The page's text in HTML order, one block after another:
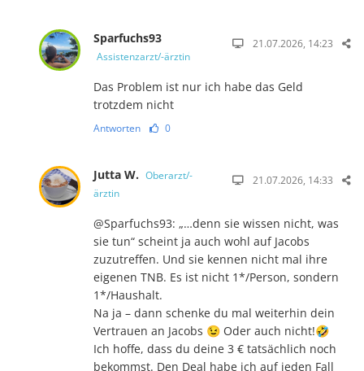
Sparfuchs93
Assistenzarzt/-ärztin
21.07.2026, 14:23
Das Problem ist nur ich habe das Geld
trotzdem nicht
Antworten 0
Jutta W. Oberarzt/-
ärztin
21.07.2026, 14:33
@Sparfuchs93: „…denn sie wissen nicht, was
sie tun“ scheint ja auch wohl auf Jacobs
zuzutreffen. Und sie kennen nicht mal ihre
eigenen TNB. Es ist nicht 1*/Person, sondern
1*/Haushalt.
Na ja – dann schenke du mal weiterhin dein
Vertrauen an Jacobs 😉 Oder auch nicht!🤣
Ich hoffe, dass du deine 3 € tatsächlich noch
bekommst. Den Deal habe ich auf jeden Fall